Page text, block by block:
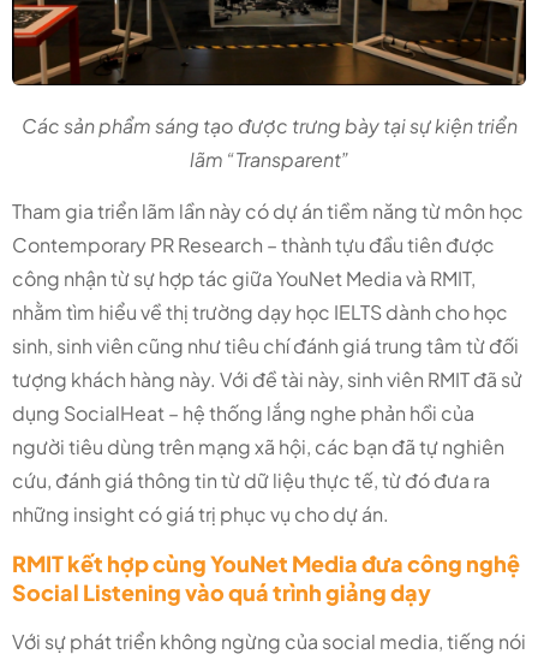
Các sản phẩm sáng tạo được trưng bày tại sự kiện triển
lãm “Transparent”
Tham gia triển lãm lần này có dự án tiềm năng từ môn học
Contemporary PR Research – thành tựu đầu tiên được
công nhận từ sự hợp tác giữa YouNet Media và RMIT,
nhằm tìm hiểu về thị trường dạy học IELTS dành cho học
sinh, sinh viên cũng như tiêu chí đánh giá trung tâm từ đối
tượng khách hàng này. Với đề tài này, sinh viên RMIT đã sử
dụng SocialHeat – hệ thống lắng nghe phản hồi của
người tiêu dùng trên mạng xã hội, các bạn đã tự nghiên
cứu, đánh giá thông tin từ dữ liệu thực tế, từ đó đưa ra
những insight có giá trị phục vụ cho dự án.
RMIT kết hợp cùng YouNet Media đưa công nghệ
Social Listening vào quá trình giảng dạy
Với sự phát triển không ngừng của social media, tiếng nói